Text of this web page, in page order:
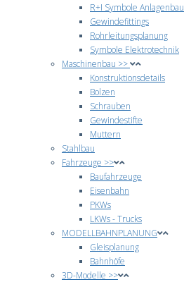
R+I Symbole Anlagenbau
Gewindefittings
Rohrleitungsplanung
Symbole Elektrotechnik
Maschinenbau >>
Konstruktionsdetails
Bolzen
Schrauben
Gewindestifte
Muttern
Stahlbau
Fahrzeuge >>
Baufahrzeuge
Eisenbahn
PKWs
LKWs - Trucks
MODELLBAHNPLANUNG
Gleisplanung
Bahnhöfe
3D-Modelle >>